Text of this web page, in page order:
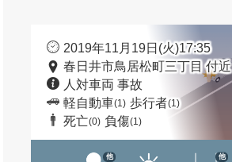
2019年11月19日(火)17:35
春日井市鳥居松町三丁目 付近
人対車両 事故
軽自動車(1) 歩行者(1)
死亡(0) 負傷(1)
他 他